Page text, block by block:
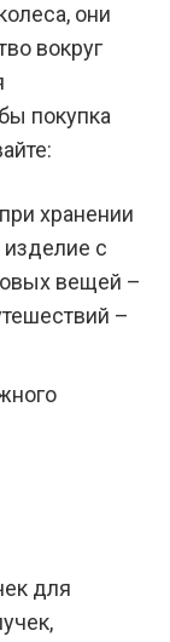
они
вокруг
покупка
хранении
с
вещей –
–
для